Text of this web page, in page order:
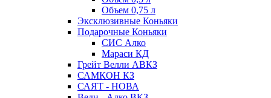
Объем 0,75 л
Эксклюзивные Коньяки
Подарочные Коньяки
СИС Алко
Мараси КД
Грейт Велли АВКЗ
САМКОН КЗ
САЯТ - НОВА